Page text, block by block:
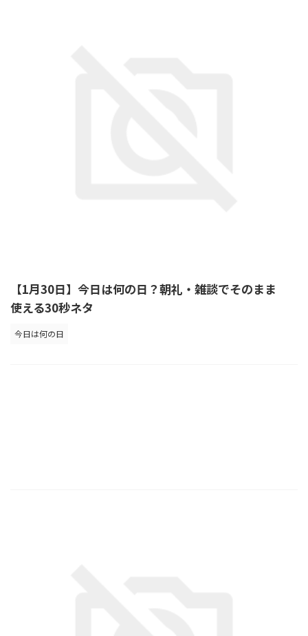
【1月30日】今日は何の日？朝礼・雑談でそのまま
使える30秒ネタ
今日は何の日